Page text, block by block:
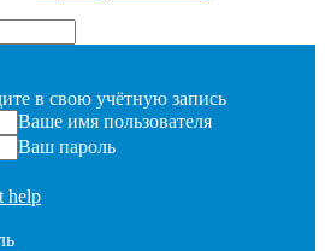
в свою учётную запись
Ваше имя пользователя
Ваш пароль
help